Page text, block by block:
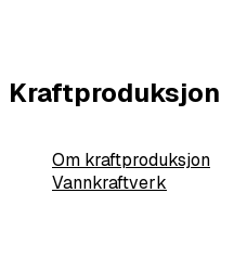
Kraftproduksjon
Om kraftproduksjon
Vannkraftverk